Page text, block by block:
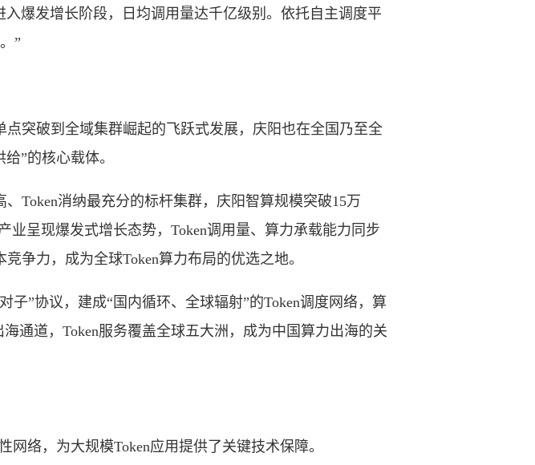
爆发增长阶段，日均调用量达千亿级别。依托自主调度平
”
破到全域集群崛起的飞跃式发展，庆阳也在全国乃至全
”的核心载体。
消纳最充分的标杆集群，庆阳智算规模突破15万
业呈现爆发式增长态势，Token调用量、算力承载能力同步
争力，成为全球Token算力布局的优选之地。
”协议，建成“国内循环、全球辐射”的Token调度网络，算
通道，Token服务覆盖全球五大洲，成为中国算力出海的关
络，为大规模Token应用提供了关键技术保障。